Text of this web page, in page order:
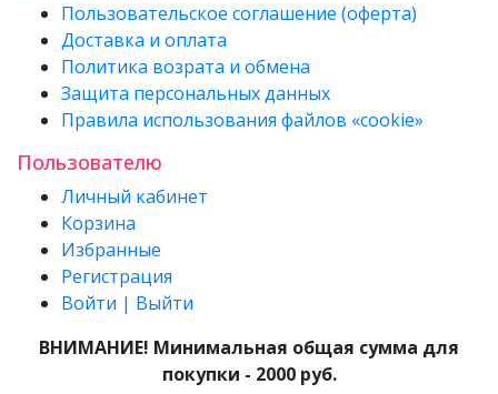
Пользовательское соглашение (оферта)
Доставка и оплата
Политика возрата и обмена
Защита персональных данных
Правила использования файлов «cookie»
Пользователю
Личный кабинет
Корзина
Избранные
Регистрация
Войти | Выйти
ВНИМАНИЕ! Минимальная общая сумма для
покупки - 2000 руб.